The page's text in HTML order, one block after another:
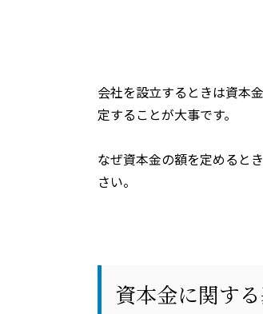
会社を設立するときは資本
定することが大事です。
なぜ資本金の額を定めると
さい。
資本金に関す